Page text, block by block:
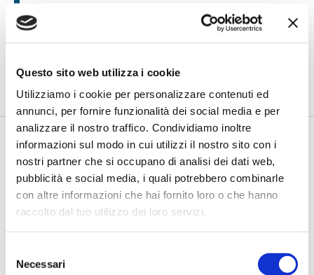
Questo sito web utilizza i cookie
Utilizziamo i cookie per personalizzare contenuti ed
annunci, per fornire funzionalità dei social media e per
analizzare il nostro traffico. Condividiamo inoltre
informazioni sul modo in cui utilizzi il nostro sito con i
nostri partner che si occupano di analisi dei dati web,
pubblicità e social media, i quali potrebbero combinarle
con altre informazioni che hai fornito loro o che hanno
raccolto dal tuo utilizzo dei loro servizi.
delNecessari
Petrella (BPER Banca): “La GenAI
rafforza i controlli e valorizza il
lavoro degli analisti”
di Flavio Padovan, Maddalena Libertini -
secondo livello più strutturati, standardizzati e capaci di le...
BANCAFORTE TV